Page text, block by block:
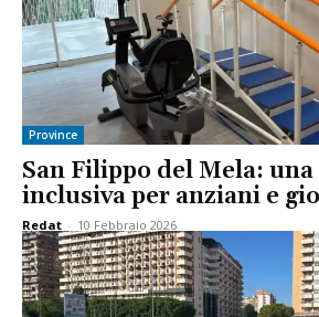
Province
San Filippo del Mela:
inclusiva per anziani e
Redat - 10 Febbraio 2026